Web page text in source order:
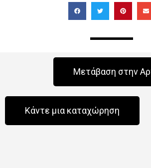
Μετάβαση στην
Κάντε μια καταχώρηση